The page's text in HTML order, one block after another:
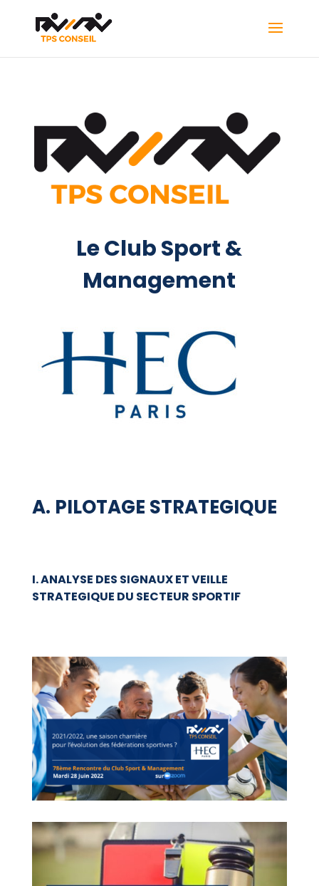
Le Club Sport &
Management
A. PILOTAGE STRATEGIQUE
I. ANALYSE DES SIGNAUX ET VEILLE
STRATEGIQUE DU SECTEUR SPORTIF